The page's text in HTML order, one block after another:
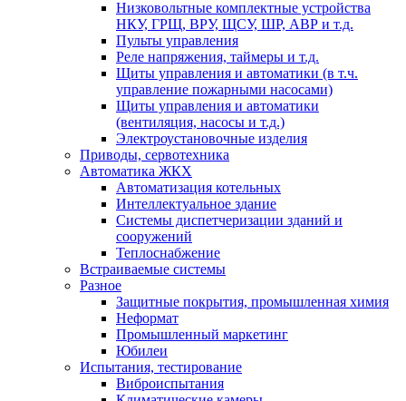
Низковольтные комплектные устройства
НКУ, ГРЩ, ВРУ, ЩСУ, ШР, АВР и т.д.
Пульты управления
Реле напряжения, таймеры и т.д.
Щиты управления и автоматики (в т.ч.
управление пожарными насосами)
Щиты управления и автоматики
(вентиляция, насосы и т.д.)
Электроустановочные изделия
Приводы, сервотехника
Автоматика ЖКХ
Автоматизация котельных
Интеллектуальное здание
Системы диспетчеризации зданий и
сооружений
Теплоснабжение
Встраиваемые системы
Разное
Защитные покрытия, промышленная химия
Неформат
Промышленный маркетинг
Юбилеи
Испытания, тестирование
Виброиспытания